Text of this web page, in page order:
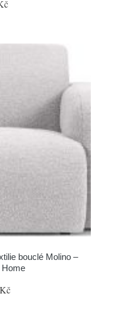
bouclé Molino –
Home